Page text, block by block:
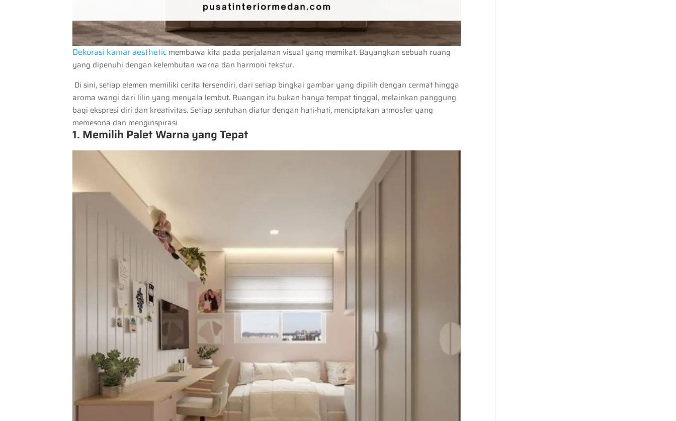
Dekorasi kamar aesthetic membawa kita pada perjalanan visual yang memikat. Bayangkan sebuah ruang
yang dipenuhi dengan kelembutan warna dan harmoni tekstur.
Di sini, setiap elemen memiliki cerita tersendiri, dari setiap bingkai gambar yang dipilih dengan cermat hingga
aroma wangi dari lilin yang menyala lembut. Ruangan itu bukan hanya tempat tinggal, melainkan panggung
bagi ekspresi diri dan kreativitas. Setiap sentuhan diatur dengan hati-hati, menciptakan atmosfer yang
memesona dan menginspirasi
1. Memilih Palet Warna yang Tepat